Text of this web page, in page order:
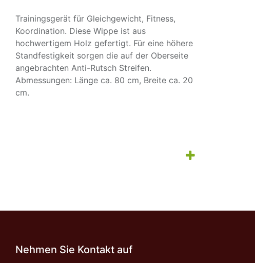
Trainingsgerät für Gleichgewicht, Fitness,
Koordination. Diese Wippe ist aus
hochwertigem Holz gefertigt. Für eine höhere
Standfestigkeit sorgen die auf der Oberseite
angebrachten Anti-Rutsch Streifen.
Abmessungen: Länge ca. 80 cm, Breite ca. 20
cm.
Nehmen Sie Kontakt auf